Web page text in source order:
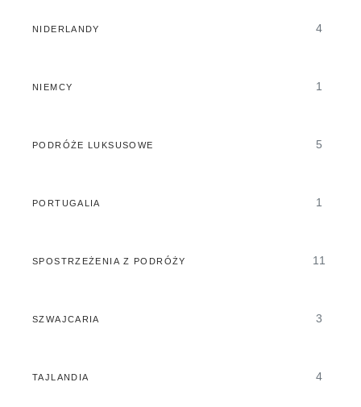
NIDERLANDY 4
NIEMCY 1
PODRÓŻE LUKSUSOWE 5
PORTUGALIA 1
SPOSTRZEŻENIA Z PODRÓŻY 11
SZWAJCARIA 3
TAJLANDIA 4